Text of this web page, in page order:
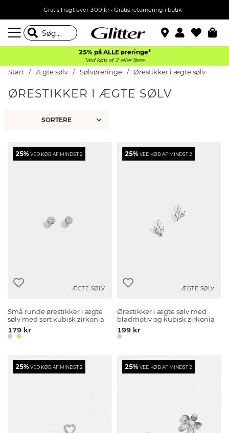
Gratis fragt over 300 kr • Gratis returnering i butik
25% på ALLE øreringe*
Ved køb af 2 eller flere
Start Ægte sølv Sølvøreringe Ørestikker i ægte sølv
ØRESTIKKER I ÆGTE SØLV
25%VED KØB AF MINDST 2
ÆGTE SØLV
Små runde ørestikker i ægte
sølv med sort kubisk zirkonia
179 kr
25%VED KØB AF MINDST 2
ÆGTE SØLV
Ørestikker i ægte sølv med
bladmotiv og kubisk zirkonia
199 kr
25%VED KØB AF MINDST 2 25%VED KØB AF MINDST 2